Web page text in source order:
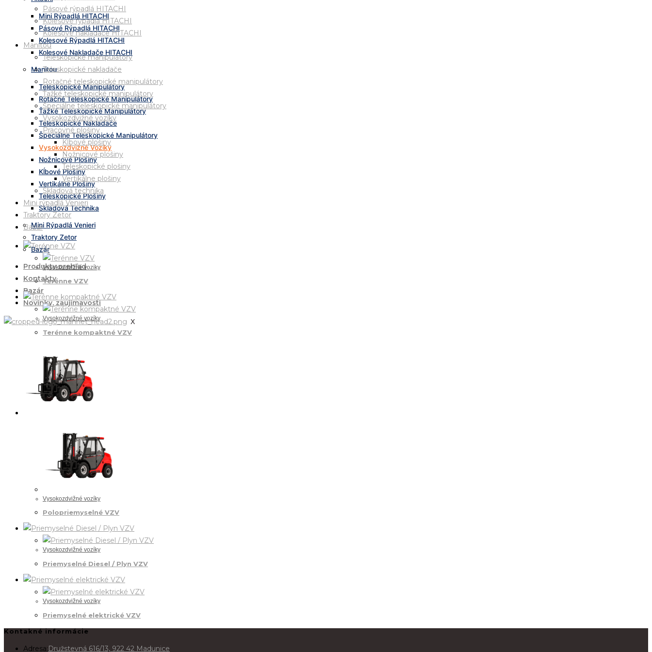
Mini Rýpadlá HITACHI
Pásové Rýpadlá HITACHI
Kolesové Rýpadlá HITACHI
Kolesové Nakladače HITACHI
Manitou
Teleskopické Manipulátory
Rotačné Teleskopické Manipulátory
Ťažké Teleskopické Manipulátory
Teleskopické Nakladače
Špeciálne Teleskopické Manipulátory
Vysokozdvižné Vozíky
Nožnicové Plošiny
Kĺbové Plošiny
Vertikálne Plošiny
Teleskopické Plošiny
Skladová Technika
Mini Rýpadlá Venieri
Traktory Zetor
Bazár
Produkty prehľad
Kontakty
Bazár
Novinky, zaujímavosti
X
Pásové rýpadlá HITACHI
Kolesové rýpadlá HITACHI
Kolesové nakladače HITACHI
Manitou
Teleskopické manipulátory
Teleskopické nakladače
Rotačné teleskopické manipulátory
Ťažké teleskopické manipulátory
Špeciálne teleskopické manipulátory
Vysokozdvižné vozíky
Pracovné plošiny
Kĺbové plošiny
Nožnicové plošiny
Teleskopické plošiny
Vertikálne plošiny
Skladová technika
Mini rýpadlá Venieri
Traktory Zetor
Bazár
Vysokozdvižné vozíky
Terénne VZV
Vysokozdvižné vozíky
Terénne kompaktné VZV
Vysokozdvižné vozíky
Polopriemyselné VZV
Vysokozdvižné vozíky
Priemyselné Diesel / Plyn VZV
Vysokozdvižné vozíky
Priemyselné elektrické VZV
Kontakné informácie
Adresa:Družstevná 616/13, 922 42 Madunice